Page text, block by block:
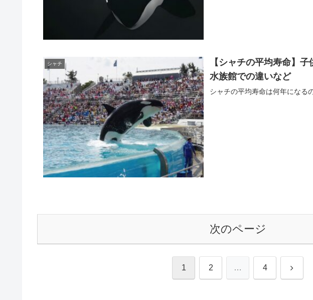
シャチ
【シャチの平均寿命】
水族館での違いなど
シャチの平均寿命は何年になる
次のページ
1 2 … 4 次